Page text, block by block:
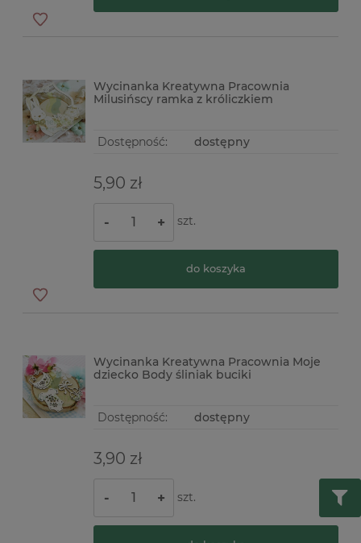
Wycinanka Kreatywna Pracownia
Milusińscy ramka z króliczkiem
Dostępność: dostępny
5,90 zł
- + szt.
do koszyka
Wycinanka Kreatywna Pracownia Moje
dziecko Body śliniak buciki
Dostępność: dostępny
3,90 zł
- + szt.